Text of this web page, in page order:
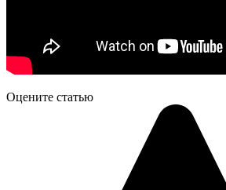
Оцените статью